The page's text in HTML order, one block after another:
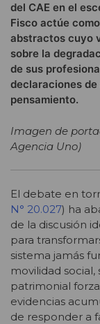
del CAE en el
Fisco actúe
abstractos cuyo
sobre la
de sus
declaraciones
pensamiento.
Imagen de
Agencia Uno)
El debate en
N° 20.027) ha
de la discusión
para
sistema jamás
movilidad
patrimonial
evidencias
de responder a